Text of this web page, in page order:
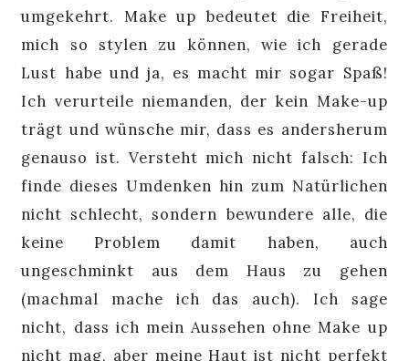
umgekehrt. Make up bedeutet die Freiheit,
mich so stylen zu können, wie ich gerade
Lust habe und ja, es macht mir sogar Spaß!
Ich verurteile niemanden, der kein Make-up
trägt und wünsche mir, dass es andersherum
genauso ist. Versteht mich nicht falsch: Ich
finde dieses Umdenken hin zum Natürlichen
nicht schlecht, sondern bewundere alle, die
keine Problem damit haben, auch
ungeschminkt aus dem Haus zu gehen
(machmal mache ich das auch). Ich sage
nicht, dass ich mein Aussehen ohne Make up
nicht mag, aber meine Haut ist nicht perfekt